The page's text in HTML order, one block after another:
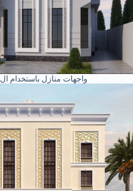
واجهات منازل باستخدام ال GRC